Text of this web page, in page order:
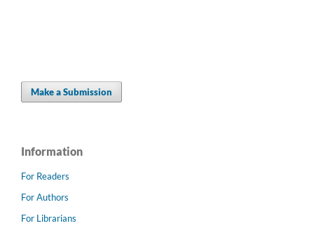
Make a Submission
Information
For Readers
For Authors
For Librarians